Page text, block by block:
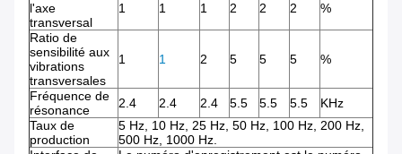
l'axe
transversal
1 1 1 2 2 2 %
Ratio de
sensibilité aux
vibrations
transversales
1 1 2 5 5 5 %
Fréquence de
résonance
2.4 2.4 2.4 5.5 5.5 5.5
KHz
Taux de
production
5 Hz, 10 Hz, 25 Hz, 50 Hz, 100 Hz, 200 Hz,
500 Hz, 1000 Hz.